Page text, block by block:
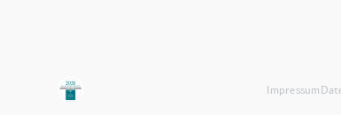
Inklusivleistungen Sonnenhof Gäste Club
Impressum